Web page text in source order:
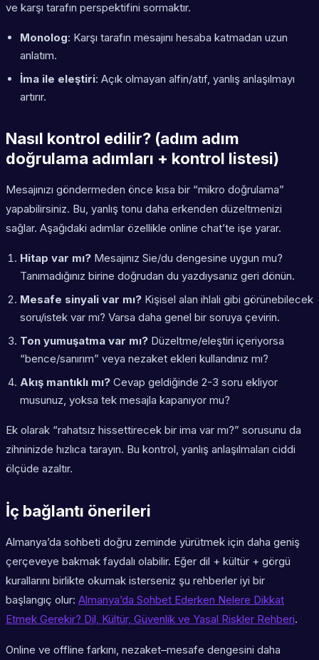
ve karşı tarafın perspektifini sormaktır.
Monolog: Karşı tarafın mesajını hesaba katmadan uzun
anlatım.
İma ile eleştiri: Açık olmayan alfin/atıf, yanlış anlaşılmayı
artırır.
Nasıl kontrol edilir? (adım adım
doğrulama adımları + kontrol listesi)
Mesajınızı göndermeden önce kısa bir “mikro doğrulama”
yapabilirsiniz. Bu, yanlış tonu daha erkenden düzeltmenizi
sağlar. Aşağıdaki adımlar özellikle online chat’te işe yarar.
Hitap var mı? Mesajınız Sie/du dengesine uygun mu?
Tanımadığınız birine doğrudan du yazdıysanız geri dönün.
Mesafe sinyali var mı? Kişisel alan ihlali gibi görünebilecek
soru/istek var mı? Varsa daha genel bir soruya çevirin.
Ton yumuşatma var mı? Düzeltme/eleştiri içeriyorsa
“bence/sanırım” veya nezaket ekleri kullandınız mı?
Akış mantıklı mı? Cevap geldiğinde 2-3 soru ekliyor
musunuz, yoksa tek mesajla kapanıyor mu?
Ek olarak “rahatsız hissettirecek bir ima var mı?” sorusunu da
zihninizde hızlıca tarayın. Bu kontrol, yanlış anlaşılmaları ciddi
ölçüde azaltır.
İç bağlantı önerileri
Almanya’da sohbeti doğru zeminde yürütmek için daha geniş
çerçeveye bakmak faydalı olabilir. Eğer dil + kültür + görgü
kurallarını birlikte okumak isterseniz şu rehberler iyi bir
başlangıç olur: Almanya’da Sohbet Ederken Nelere Dikkat
Etmek Gerekir? Dil, Kültür, Güvenlik ve Yasal Riskler Rehberi.
Online ve offline farkını, nezaket–mesafe dengesini daha